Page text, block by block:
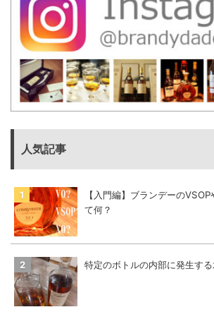
人気記事
【入門編】ブランデーの
て何？
特定のボトルの内部に発生す